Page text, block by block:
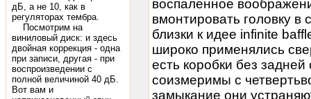
дБ, а не 10, как в
регуляторах тембра.
Посмотрим на
виниловый диск: и здесь
двойная коррекция - одна
при записи, другая - при
воспроизведении с
полной величиной 40 дБ.
Вот вам и
воспаленное
вмонтировать головку
близки к идее infinite
широко применялись
есть коробки без
соизмеримы с
замыкание они